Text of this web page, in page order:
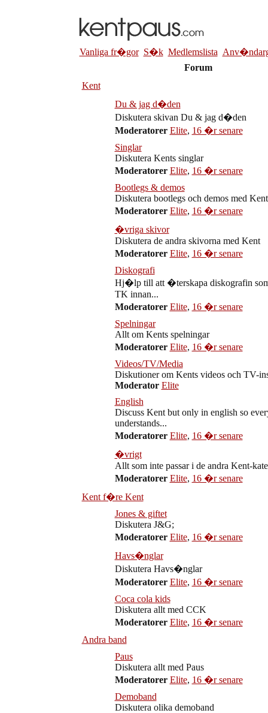
Vanliga fr�gor S�k Medlemslista
Forum
Kent
Du & jag d�den
Diskutera skivan Du & jag d�den
Moderatorer Elite, 16 �r senare
Singlar
Diskutera Kents singlar
Moderatorer Elite, 16 �r senare
Bootlegs & demos
Diskutera bootlegs och demos med
Moderatorer Elite, 16 �r senare
�vriga skivor
Diskutera de andra skivorna med Kent
Moderatorer Elite, 16 �r senare
Diskografi
Hj�lp till att �terskapa diskografin
TK innan...
Moderatorer Elite, 16 �r senare
Spelningar
Allt om Kents spelningar
Moderatorer Elite, 16 �r senare
Videos/TV/Media
Diskutioner om Kents videos och TV-
Moderator Elite
English
Discuss Kent but only in english so
understands...
Moderatorer Elite, 16 �r senare
�vrigt
Allt som inte passar i de andra Kent-
Moderatorer Elite, 16 �r senare
Kent f�re Kent
Jones & giftet
Diskutera J&G;
Moderatorer Elite, 16 �r senare
Havs�nglar
Diskutera Havs�nglar
Moderatorer Elite, 16 �r senare
Coca cola kids
Diskutera allt med CCK
Moderatorer Elite, 16 �r senare
Andra band
Paus
Diskutera allt med Paus
Moderatorer Elite, 16 �r senare
Demoband
Diskutera olika demoband